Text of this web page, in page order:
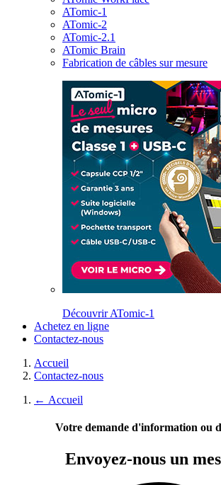
ATomic-1
ATomic-2
ATomic-2.1
ATomic Brain
Fabrication de câbles sur mesure
Découvrir ATomic-1
Achetez en ligne
Contactez-nous
Accueil
Contactez-nous
← Accueil
Votre demande d'information ou
Envoyez-nous un